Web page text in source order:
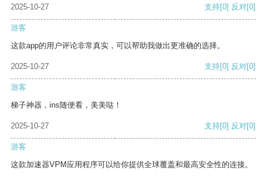
2025-10-27
支持[0] 反对[0]
游客
这款app的用户评论非常真实，可以帮助我做出更准确的选择。
2025-10-27 支持[0] 反对[0]
游客
梯子神器，ins随便看，美美哒！
2025-10-27 支持[0] 反对[0]
游客
这款加速器VPM应用程序可以给你提供全球覆盖和最高安全性的连接。